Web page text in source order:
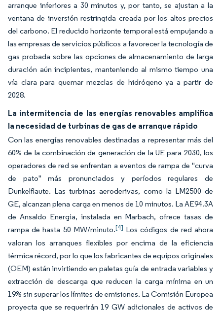
arranque inferiores a 30 minutos y, por tanto, se ajustan a la
ventana de inversión restringida creada por los altos precios
del carbono. El reducido horizonte temporal está empujando a
las empresas de servicios públicos a favorecer la tecnología de
gas probada sobre las opciones de almacenamiento de larga
duración aún incipientes, manteniendo al mismo tiempo una
vía clara para quemar mezclas de hidrógeno ya a partir de
2028.
La intermitencia de las energías renovables amplifica
la necesidad de turbinas de gas de arranque rápido
Con las energías renovables destinadas a representar más del
60% de la combinación de generación de la UE para 2030, los
operadores de red se enfrentan a eventos de rampa de "curva
de pato" más pronunciados y períodos regulares de
Dunkelflaute. Las turbinas aeroderivas, como la LM2500 de
GE, alcanzan plena carga en menos de 10 minutos. La AE94.3A
de Ansaldo Energia, instalada en Marbach, ofrece tasas de
rampa de hasta 50 MW/minuto.[4] Los códigos de red ahora
valoran los arranques flexibles por encima de la eficiencia
térmica récord, por lo que los fabricantes de equipos originales
(OEM) están invirtiendo en paletas guía de entrada variables y
extracción de descarga que reducen la carga mínima en un
19% sin superar los límites de emisiones. La Comisión Europea
proyecta que se requerirán 19 GW adicionales de activos de